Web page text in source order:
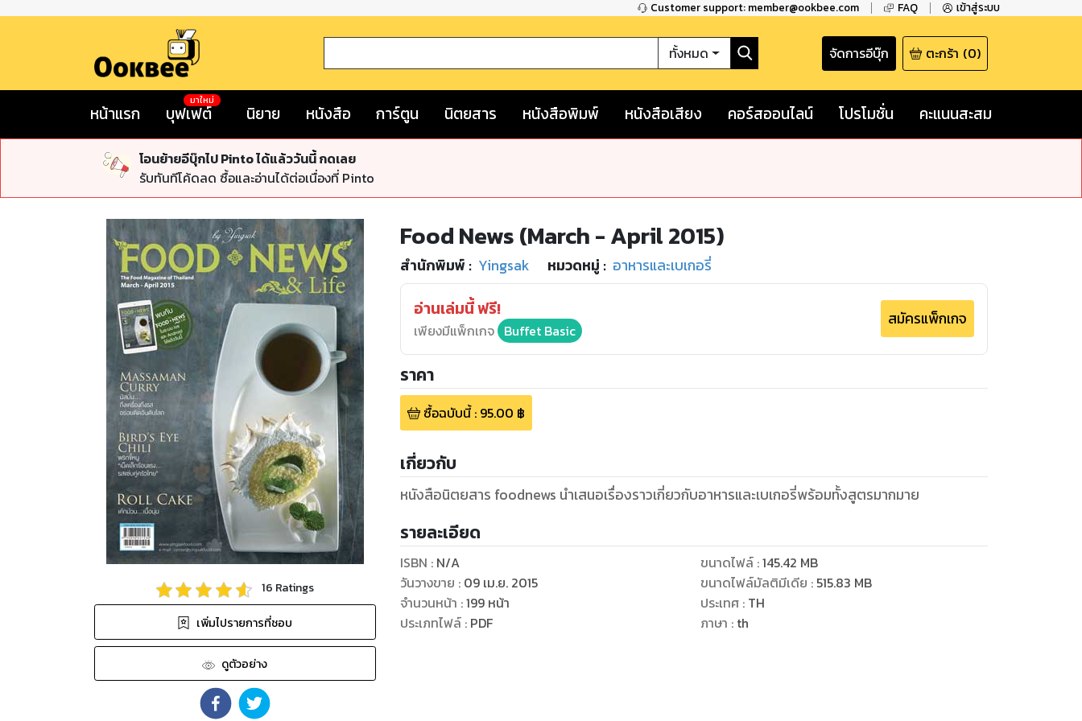
Customer support: member@ookbee.com FAQ เข้าสู่ระบบ
ทั้งหมด จัดการอีบุ๊ก ตะกร้า (0)
หน้าแรก บุฟเฟต์
มาใหม่
นิยาย หนังสือ การ์ตูน นิตยสาร หนังสือพิมพ์ หนังสือเสียง คอร์สออนไลน์ โปรโมชั่น คะแนนสะสม
โอนย้ายอีบุ๊กไป Pinto ได้แล้ววันนี้ กดเลย
รับทันทีโค้ดลด ซื้อและอ่านได้ต่อเนื่องที่ Pinto
16 Ratings
เพิ่มไปรายการที่ชอบ
ดูตัวอย่าง
Food News (March - April 2015)
สำนักพิมพ์ : Yingsak หมวดหมู่ : อาหารและเบเกอรี่
อ่านเล่มนี้ ฟรี!
เพียงมีแพ็กเกจ Buffet Basic
สมัครแพ็กเกจ
ราคา
ซื้อฉบับนี้: 95.00 ฿
เกี่ยวกับ
หนังสือนิตยสาร foodnews นำเสนอเรื่องราวเกี่ยวกับอาหารและเบเกอรี่พร้อมทั้งสูตรมากมาย
รายละเอียด
ISBN : N/A
วันวางขาย : 09 เม.ย. 2015
จำนวนหน้า :199 หน้า
ประเภทไฟล์: PDF
ขนาดไฟล์:145.42 MB
ขนาดไฟล์มัลติมีเดีย : 515.83 MB
ประเทศ : TH
ภาษา : th